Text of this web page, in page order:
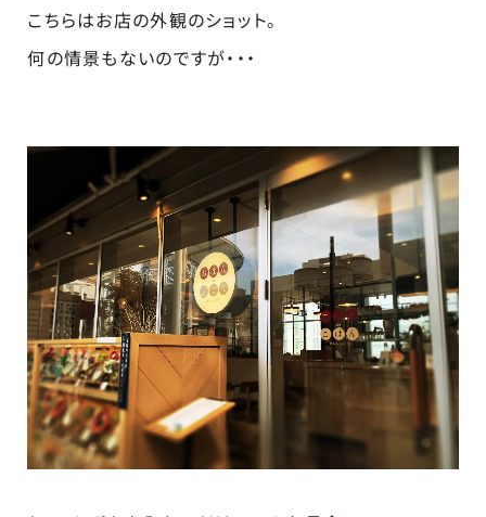
こちらはお店の外観のショット。
何の情景もないのですが・・・